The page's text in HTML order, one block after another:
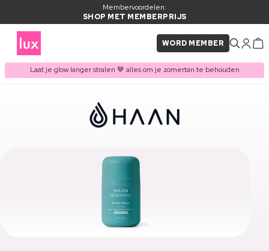
Membervoordelen:
SHOP MET MEMBERPRIJS
WORD MEMBER
Laat je glow langer stralen 🤎 alles om je zomertan te behouden